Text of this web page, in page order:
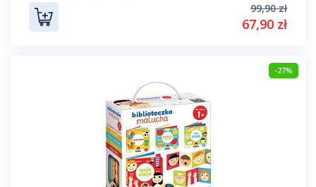
99,90 zł
67,90 zł
-27%